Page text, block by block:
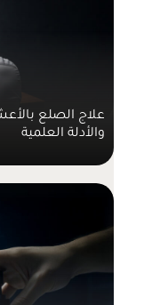
علاج الصلع
والأدلة العلمية